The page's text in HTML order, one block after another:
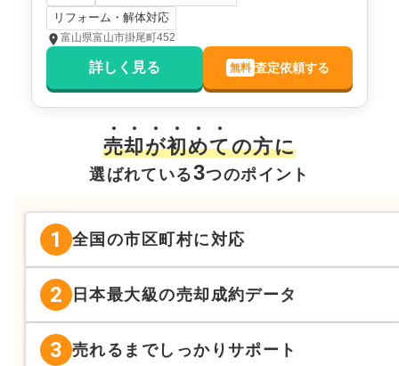
リフォーム・解体対応
富山県富山市掛尾町452
詳しく見る 無料 査定依頼する
売却が初めての方に
選ばれている3つのポイント
1 全国の市区町村に対応
2 日本最大級の売却成約データ
3 売れるまでしっかりサポート